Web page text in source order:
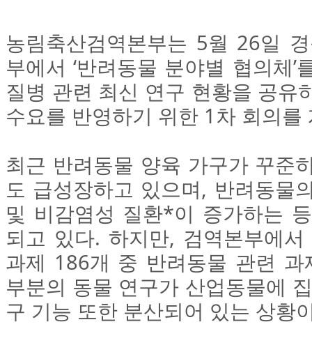
농림축산검역본부는 5월 26일
부에서 ‘반려동물 분야별 협의체
질병 관련 최신 연구 현황을 공유
수요를 반영하기 위한 1차 회의를
최근 반려동물 양육 가구가 꾸준
도 급성장하고 있으며, 반려동물
및 비감염성 질환*이 증가하는
되고 있다. 하지만, 검역본부에
과제 186개 중 반려동물 관련 과
부분의 동물 연구가 산업동물에
구 기능 또한 분산되어 있는 상황